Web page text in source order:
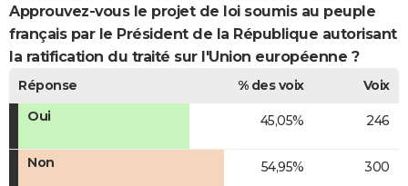
Approuvez-vous le projet de loi soumis au peuple
français par le Président de la République autorisant
la ratification du traité sur l'Union européenne ?
Réponse % des voix
Voix
Oui
45,05% 246
Non 54,95% 300